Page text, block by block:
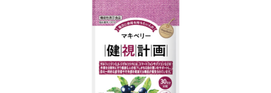
Proシリーズ スキンケア